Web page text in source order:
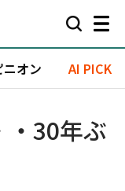
ニオン AI PICK
・30年ぶ